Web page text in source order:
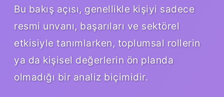
Bu bakış açısı, genellikle kişiyi sadece
resmi unvanı, başarıları ve sektörel
etkisiyle tanımlarken, toplumsal rollerin
ya da kişisel değerlerin ön planda
olmadığı bir analiz biçimidir.